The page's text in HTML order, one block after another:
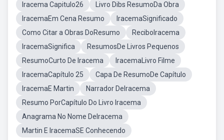
Iracema Capitulo26
Livro Dibs ResumoDa Obra
IracemaEm Cena Resumo
IracemaSignificado
Como Citar a Obras DoResumo
ReciboIracema
IracemaSignifica
ResumosDe Livros Pequenos
ResumoCurto De Iracema
IracemaLivro Filme
IracemaCapítulo 25
Capa De ResumoDe Capítulo
IracemaE Martin
Narrador DeIracema
Resumo PorCapítulo Do Livro Iracema
Anagrama No Nome DeIracema
Martin E IracemaSE Conhecendo